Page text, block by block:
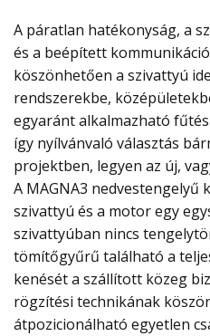
A páratlan hatékonyság, a
és a beépített
köszönhetően a szivattyú
rendszerekbe,
egyaránt alkalmazható
így nyílvánvaló választás
projektben, legyen az új,
A MAGNA3 nedvestengelyű
szivattyú és a motor egy
szivattyúban nincs
tömítőgyűrű található a
kenését a szállított közeg
rögzítési technikának
átpozicionálható egyetlen